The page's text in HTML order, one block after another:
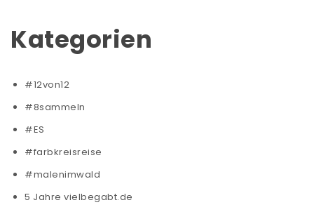
Kategorien
#12von12
#8sammeln
#ES
#farbkreisreise
#malenimwald
5 Jahre vielbegabt.de